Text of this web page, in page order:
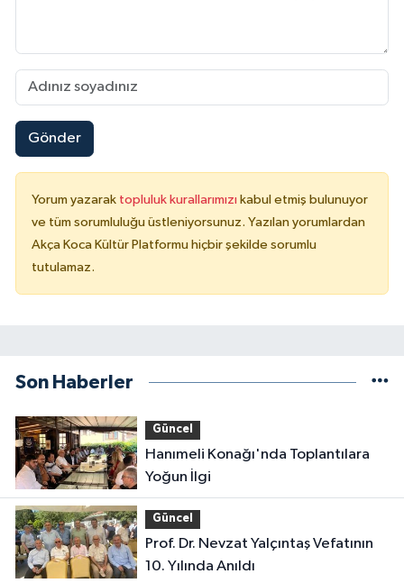
Gönder
Yorum yazarak topluluk kurallarımızı kabul etmiş bulunuyor
ve tüm sorumluluğu üstleniyorsunuz. Yazılan yorumlardan
Akça Koca Kültür Platformu hiçbir şekilde sorumlu
tutulamaz.
Son Haberler
Güncel
Hanımeli Konağı'nda Toplantılara
Yoğun İlgi
Güncel
Prof. Dr. Nevzat Yalçıntaş Vefatının
10. Yılında Anıldı